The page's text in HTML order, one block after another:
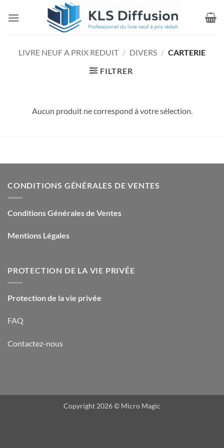
LIVRE NEUF A PRIX REDUIT / DIVERS / CARTERIE
FILTRER
Aucun produit ne correspond à votre sélection.
CONDITIONS GÉNÉRALES DE VENTES
Conditions Générales de Ventes
Mentions Légales
PROTECTION DE LA VIE PRIVÉE
Protection de la vie privée
FAQ
Contactez-nous
Copyright 2026 © Micro Magic